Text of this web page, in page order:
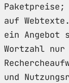
auf
ein Angebot
Wortzahl
und